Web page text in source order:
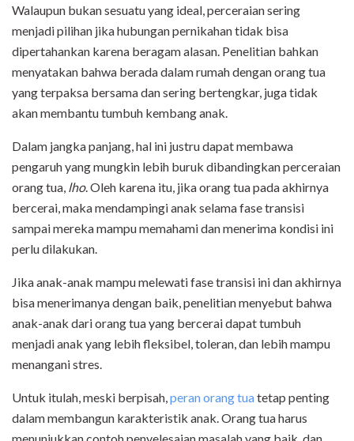
Walaupun bukan sesuatu yang ideal, perceraian sering
menjadi pilihan jika hubungan pernikahan tidak bisa
dipertahankan karena beragam alasan. Penelitian bahkan
menyatakan bahwa berada dalam rumah dengan orang tua
yang terpaksa bersama dan sering bertengkar, juga tidak
akan membantu tumbuh kembang anak.
Dalam jangka panjang, hal ini justru dapat membawa
pengaruh yang mungkin lebih buruk dibandingkan perceraian
orang tua, lho. Oleh karena itu, jika orang tua pada akhirnya
bercerai, maka mendampingi anak selama fase transisi
sampai mereka mampu memahami dan menerima kondisi ini
perlu dilakukan.
Jika anak-anak mampu melewati fase transisi ini dan akhirnya
bisa menerimanya dengan baik, penelitian menyebut bahwa
anak-anak dari orang tua yang bercerai dapat tumbuh
menjadi anak yang lebih fleksibel, toleran, dan lebih mampu
menangani stres.
Untuk itulah, meski berpisah,peran orang tuatetap penting
dalam membangun karakteristik anak. Orang tua harus